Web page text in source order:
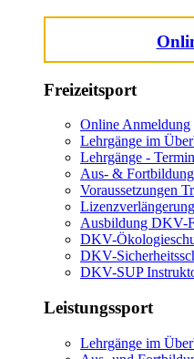
Freizeitsport
Online Anmeldung
Lehrgänge im
Lehrgänge -
Aus- &
Voraussetzungen
Ausbildung DKV-
DKV-
DKV-
DKV-SUP
Leistungssport
Lehrgänge im